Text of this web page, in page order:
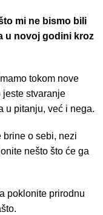
mi ne bismo bili
u novoj godini kroz
tokom nove
jeste stvaranje
u pitanju, već i nega.
brine o sebi, nezi
nešto što će ga
poklonite prirodnu